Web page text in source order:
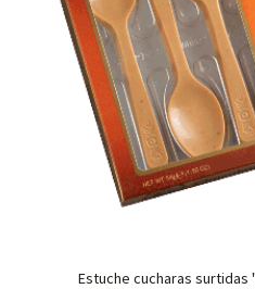
Estuche cucharas surtidas